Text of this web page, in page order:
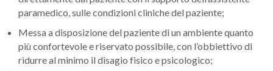
paramedico, sulle condizioni cliniche del paziente;
Messa a disposizione del paziente di un ambiente quanto
più confortevole e riservato possibile, con l’obbiettivo di
ridurre al minimo il disagio fisico e psicologico;